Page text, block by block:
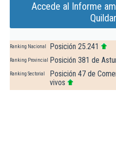
Accede al Informe
Ranking Nacional Posición 25.241
Ranking Provincial Posición 381 de
Ranking Sectorial
Posición 47 de
vivos